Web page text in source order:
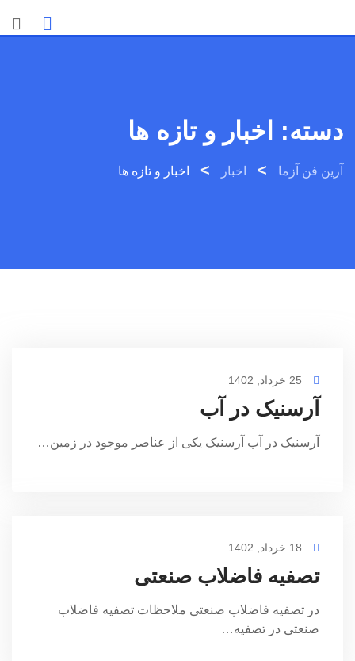
دسته: اخبار و تازه ها
آرین فن آزما > اخبار > اخبار و تازه ها
آرسنیک در آب
آرسنیک در آب آرسنیک یکی از عناصر موجود در زمین…
تصفیه فاضلاب صنعتی
در تصفیه فاضلاب صنعتی ملاحظات تصفیه فاضلاب
صنعتی در تصفیه…